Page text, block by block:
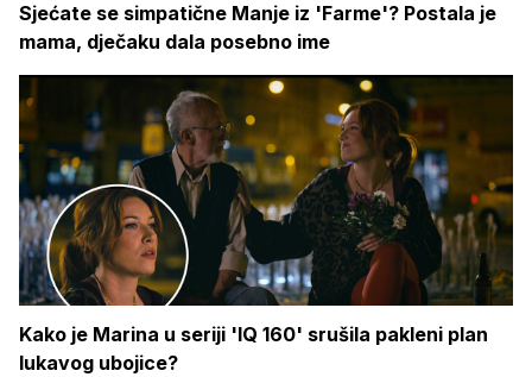
Sjećate se simpatične Manje iz 'Farme'? Postala je
mama, dječaku dala posebno ime
Kako je Marina u seriji 'IQ 160' srušila pakleni plan
lukavog ubojice?